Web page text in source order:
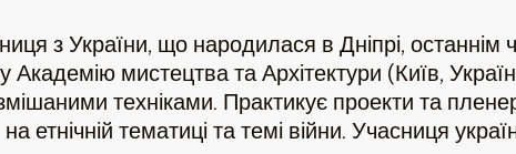
з України, що народилася в Дніпрі, останнім
Академію мистецтва та Архітектури (Київ,
техніками. Практикує проекти та
етнічній тематиці та темі війни. Учасниця